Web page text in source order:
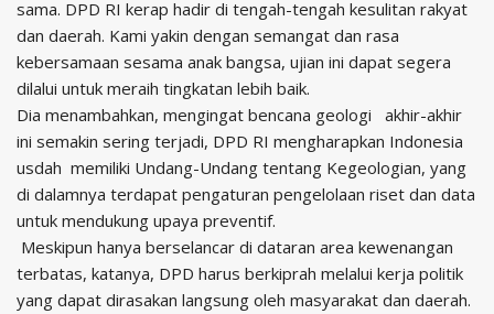
sama. DPD RI kerap hadir di tengah-tengah kesulitan rakyat
dan daerah. Kami yakin dengan semangat dan rasa
kebersamaan sesama anak bangsa, ujian ini dapat segera
dilalui untuk meraih tingkatan lebih baik.
Dia menambahkan, mengingat bencana geologi akhir-akhir
ini semakin sering terjadi, DPD RI mengharapkan Indonesia
usdah memiliki Undang-Undang tentang Kegeologian, yang
di dalamnya terdapat pengaturan pengelolaan riset dan data
untuk mendukung upaya preventif.
Meskipun hanya berselancar di dataran area kewenangan
terbatas, katanya, DPD harus berkiprah melalui kerja politik
yang dapat dirasakan langsung oleh masyarakat dan daerah.